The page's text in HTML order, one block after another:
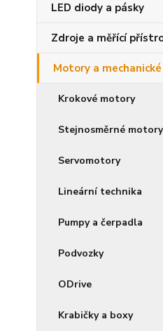
LED diody a pásky
Zdroje a měřící
Motory a
Krokové motory
Stejnosměrné motory
Servomotory
Lineární technika
Pumpy a čerpadla
Podvozky
ODrive
Krabičky a boxy